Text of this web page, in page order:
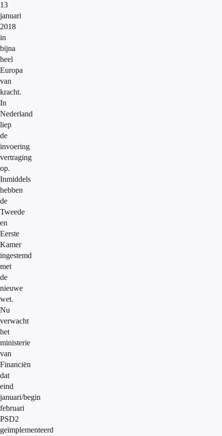
13
januari
2018
in
bijna
heel
Europa
van
kracht.
In
Nederland
liep
de
invoering
vertraging
op.
Inmiddels
hebben
de
Tweede
en
Eerste
Kamer
ingestemd
met
de
nieuwe
wet.
Nu
verwacht
het
ministerie
van
Financiën
dat
eind
januari/begin
februari
PSD2
geïmplementeerd